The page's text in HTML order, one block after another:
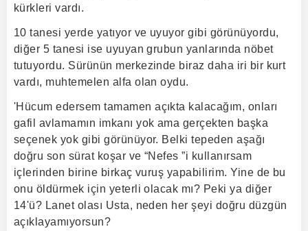
kürkleri vardı.
10 tanesi yerde yatıyor ve uyuyor gibi görünüyordu,
diğer 5 tanesi ise uyuyan grubun yanlarında nöbet
tutuyordu. Sürünün merkezinde biraz daha iri bir kurt
vardı, muhtemelen alfa olan oydu.
'Hücum edersem tamamen açıkta kalacağım, onları
gafil avlamamın imkanı yok ama gerçekten başka
seçenek yok gibi görünüyor. Belki tepeden aşağı
doğru son sürat koşar ve “Nefes ”i kullanırsam
içlerinden birine birkaç vuruş yapabilirim. Yine de bu
onu öldürmek için yeterli olacak mı? Peki ya diğer
14'ü? Lanet olası Usta, neden her şeyi doğru düzgün
açıklayamıyorsun?